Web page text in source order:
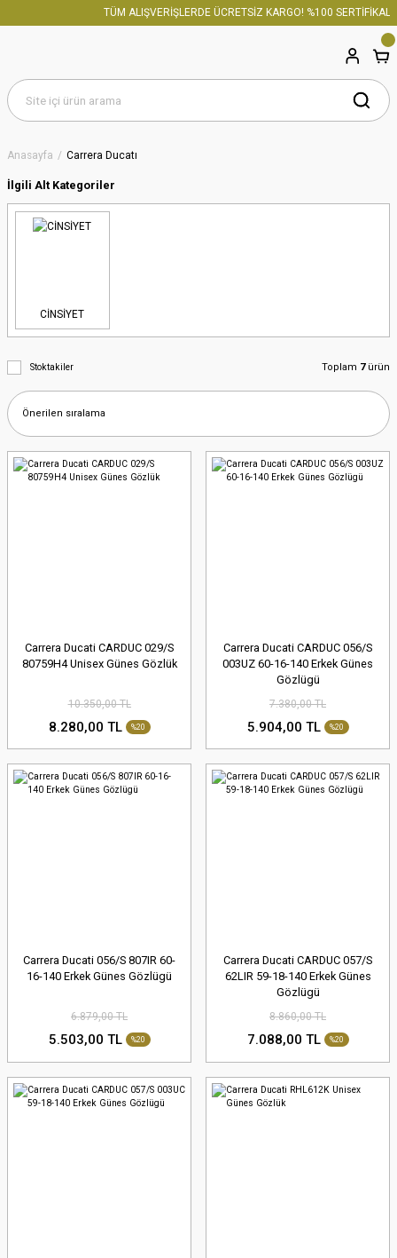
TÜM ALIŞVERİŞLERDE ÜCRETSİZ KARGO! %100 SERTİFİKALI
Anasayfa Carrera Ducatı
İlgili Alt Kategoriler
CİNSİYET
Stoktakiler Toplam 7ürün
Carrera Ducati CARDUC 029/S
80759H4 Unisex Günes Gözlük
10.350,00 TL
8.280,00 TL %20
Carrera Ducati CARDUC 056/S
003UZ 60-16-140 Erkek Günes
Gözlügü
7.380,00 TL
5.904,00 TL %20
Carrera Ducati 056/S 807IR 60-
16-140 Erkek Günes Gözlügü
6.879,00 TL
5.503,00 TL %20
Carrera Ducati CARDUC 057/S
62LIR 59-18-140 Erkek Günes
Gözlügü
8.860,00 TL
7.088,00 TL %20